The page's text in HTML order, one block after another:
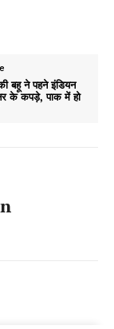
बहू ने पहने इंडियन
के कपड़े, पाक में हो